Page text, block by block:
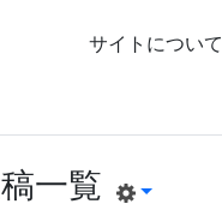
サイトについて
一覧